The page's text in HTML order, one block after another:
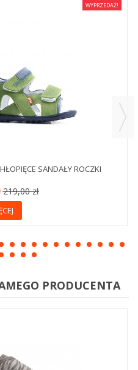
WYPRZEDAŻ!
SANDAŁY ROCZKI
219,00 zł
PRODUCENTA